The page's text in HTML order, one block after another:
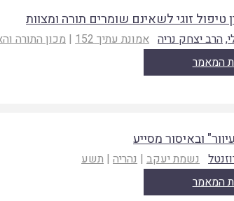
טיפול זוגי לשאינם שומרים תורה ומצוות
,הרב יצחק נריה אמונת עתיך 152 | מכון התורה
המאמר
ובאיסור מסייע
נשמת יעקב | נהריה | תשע
המאמר